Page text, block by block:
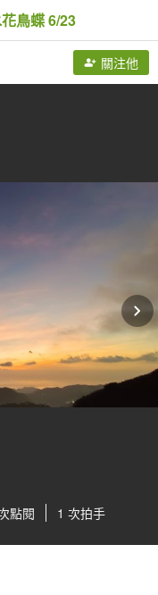
鳥蝶 6/23
關注他
點閱 1 次拍手